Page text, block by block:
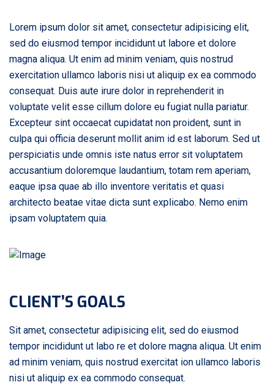
Lorem ipsum dolor sit amet, consectetur adipisicing elit,
sed do eiusmod tempor incididunt ut labore et dolore
magna aliqua. Ut enim ad minim veniam, quis nostrud
exercitation ullamco laboris nisi ut aliquip ex ea commodo
consequat. Duis aute irure dolor in reprehenderit in
voluptate velit esse cillum dolore eu fugiat nulla pariatur.
Excepteur sint occaecat cupidatat non proident, sunt in
culpa qui officia deserunt mollit anim id est laborum. Sed ut
perspiciatis unde omnis iste natus error sit voluptatem
accusantium doloremque laudantium, totam rem aperiam,
eaque ipsa quae ab illo inventore veritatis et quasi
architecto beatae vitae dicta sunt explicabo. Nemo enim
ipsam voluptatem quia.
CLIENT’S GOALS
Sit amet, consectetur adipisicing elit, sed do eiusmod
tempor incididunt ut labo re et dolore magna aliqua. Ut enim
ad minim veniam, quis nostrud exercitat ion ullamco laboris
nisi ut aliquip ex ea commodo consequat.